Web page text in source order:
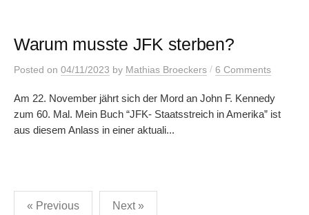
Warum musste JFK sterben?
Posted on 04/11/2023 by Mathias Broeckers / 6 Comments
Am 22. November jährt sich der Mord an John F. Kennedy
zum 60. Mal. Mein Buch “JFK- Staatsstreich in Amerika” ist
aus diesem Anlass in einer aktuali...
Posts
« Previous Next »